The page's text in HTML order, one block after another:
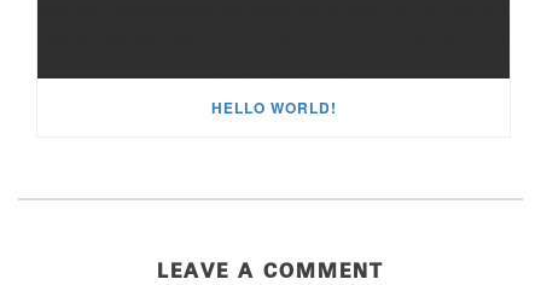
HELLO WORLD!
LEAVE A COMMENT